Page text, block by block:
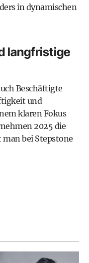
in dynamischen
langfristige
Beschäftigte
und
klaren Fokus
2025 die
bei Stepstone